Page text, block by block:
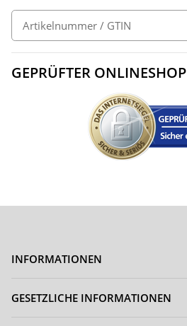
GEPRÜFTER ONLINESHOP
INFORMATIONEN
GESETZLICHE INFORMATIONEN